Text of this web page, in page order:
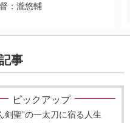
：瀧悠輔
事
ピックアップ
剣聖”の一太刀に宿る人生